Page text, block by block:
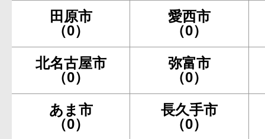
田原市
（0）
愛西市
（0）
北名古屋市
（0）
弥富市
（0）
あま市
（0）
長久手市
（0）